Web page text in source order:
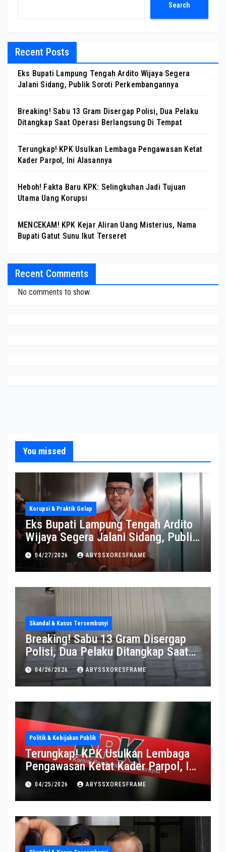
Search
Recent Posts
Eks Bupati Lampung Tengah Ardito Wijaya Segera
Jalani Sidang, Publik Soroti Perkembangannya
Breaking! Sabu 13 Gram Disergap Polisi, Dua Pelaku
Ditangkap Saat Operasi Berlangsung Di Tempat
Terungkap! KPK Usulkan Lembaga Pengawasan Ketat
Kader Parpol, Ini Alasannya
Heboh! Fakta Baru KPK: Selingkuhan Jadi Tujuan
Utama Uang Korupsi
MENCEKAM! KPK Kejar Aliran Uang Misterius, Nama
Bupati Gatut Sunu Ikut Terseret
Recent Comments
No comments to show.
You missed
Korupsi & Praktik Gelap
Eks Bupati Lampung Tengah Ardito
Wijaya Segera Jalani Sidang, Publik
Soroti Perkembangannya
04/27/2026 ABYSSXORESFRAME
Skandal & Kasus Tersembunyi
Breaking! Sabu 13 Gram Disergap
Polisi, Dua Pelaku Ditangkap Saat
Operasi Berlangsung Di Tempat
04/26/2026 ABYSSXORESFRAME
Politik & Kebijakan Publik
Terungkap! KPK Usulkan Lembaga
Pengawasan Ketat Kader Parpol, Ini
Alasannya
04/25/2026 ABYSSXORESFRAME